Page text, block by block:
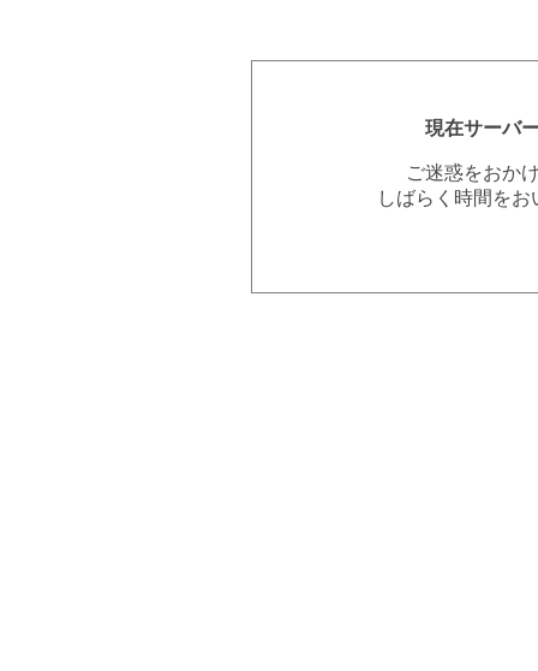
現在サーバ
ご迷惑をおか
しばらく時間を